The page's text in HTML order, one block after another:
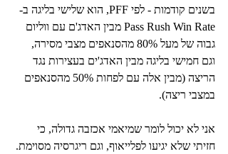
בשנים קודמות - לפי PFF, הוא שלישי בליגה ב-
Pass Rush Win Rate מבין האדג'ם עם ווליום
גבוה של מעל 80% מהסנאפים מצבי מסירה,
וגם חמישי בליגה מבין האדג'ים בעצירות נגד
הריצה (מבין אלה עם לפחות 50% מהסנאפים
במצבי ריצה).
אני לא יכול לומר שמיאמי אכזבה גדולה, כי
חזיתי שלא יגיעו לפלייאוף, וגם ריגרסיה מסוימת.